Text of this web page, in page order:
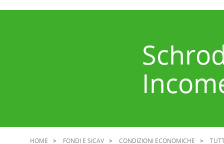
HOME FONDI E SICAV CONDIZIONI ECONOMICHE